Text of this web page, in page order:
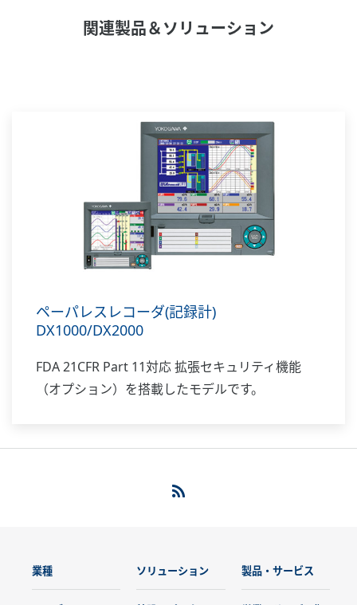
関連製品＆ソリューション
ペーパレスレコーダ(記録計)
DX1000/DX2000
FDA 21CFR Part 11対応 拡張セキュリティ機能
（オプション）を搭載したモデルです。
業種 ソリューション 製品・サービス